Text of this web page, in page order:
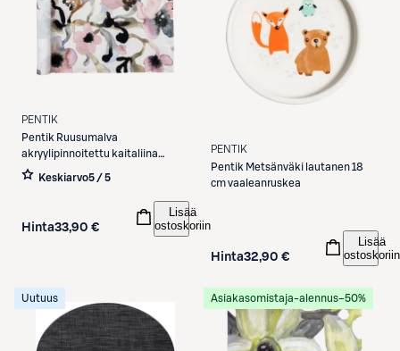
PENTIK
Pentik Ruusumalva
akryylipinnoitettu kaitaliina
45x160 cm vaaleanpunainen
Keskiarvo5 / 5
Hinta33,90 €
Lisää
ostoskoriin
PENTIK
Pentik Metsänväki lautanen 18
cm vaaleanruskea
Hinta32,90 €
Lisää
ostoskoriin
Uutuus Asiakasomistaja-alennus−50%